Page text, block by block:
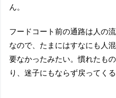
ん。
フードコート前の通路は人の
なので、たまにはすなにも人
要なかったみたい。慣れたも
り、迷子にもならず戻ってくる